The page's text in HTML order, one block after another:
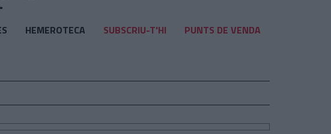
HEMEROTECA SUBSCRIU-T'HI PUNTS DE VENDA